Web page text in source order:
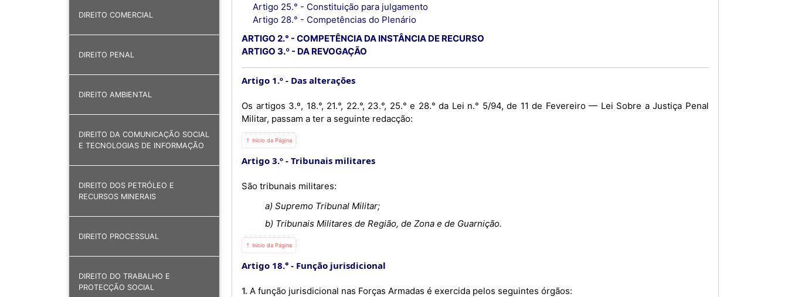
DIREITO COMERCIAL
DIREITO PENAL
DIREITO AMBIENTAL
DIREITO DA COMUNICAÇÃO SOCIAL
E TECNOLOGIAS DE INFORMAÇÃO
DIREITO DOS PETRÓLEO E
RECURSOS MINERAIS
DIREITO PROCESSUAL
DIREITO DO TRABALHO E
PROTECÇÃO SOCIAL
Artigo 25.° - Constituição para julgamento
Artigo 28.° - Competências do Plenário
ARTIGO 2.° - COMPETÊNCIA DA INSTÂNCIA DE RECURSO
ARTIGO 3.º - DA REVOGAÇÃO
Artigo 1.º Das alterações
Os artigos 3.º, 18.°, 21.°, 22.°, 23.°, 25.° e 28.° da Lei n.° 5/94, de 11 de Fevereiro — Lei Sobre a Justiça Penal
Militar, passam a ter a seguinte redacção:
⇡ Início da Página
Artigo 3.º Tribunais militares
São tribunais militares:
a) Supremo Tribunal Militar;
b) Tribunais Militares de Região, de Zona e de Guarnição.
⇡ Início da Página
Artigo 18.° Função jurisdicional
1. A função jurisdicional nas Forças Armadas é exercida pelos seguintes órgãos: